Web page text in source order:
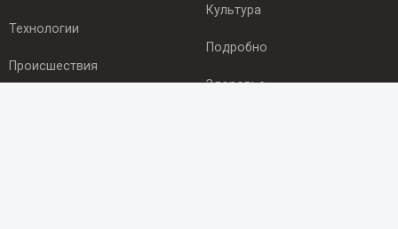
Технологии
Происшествия
Культура
Подробно
Здоровье